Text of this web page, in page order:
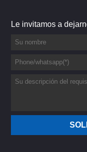
costura
Le invitamos a